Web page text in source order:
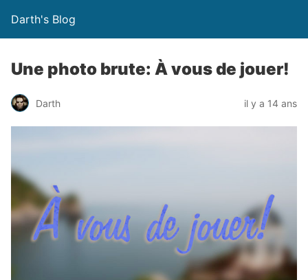
Darth's Blog
Une photo brute: À vous de jouer!
Darth il y a 14 ans